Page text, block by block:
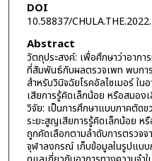
DOI
10.58837/
Abstract
วัตถุประสงค์: เพื่อศึกษาว่าอาการ
ที่สัมพันธ์กับผลตรวจเพท พบกา
สำหรับวินิจฉัยโรคอัลไซเมอร์ ใ
เสียการรู้คิดเล็กน้อย หรือสมอง
วิจัย: เป็นการศึกษาแบบภาคตัด
ระยะสูญเสียการรู้คิดเล็กน้อย ห
ถูกคัดเลือกตามลำดับการตรวจ
จุฬาลงกรณ์ เก็บข้อมูลในรูปแบ